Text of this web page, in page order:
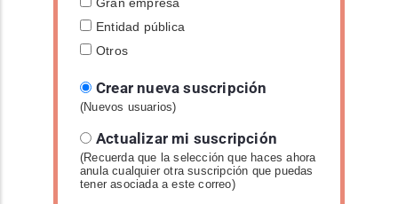
Entidad pública
Otros
Crear nueva suscripción
(Nuevos usuarios)
Actualizar mi suscripción
(Recuerda que la selección que haces ahora
anula cualquier otra suscripción que puedas
tener asociada a este correo)